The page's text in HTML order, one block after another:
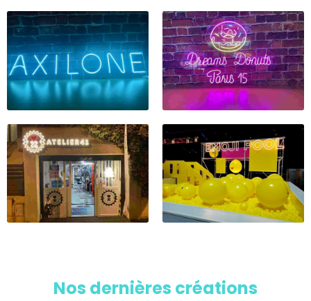
Nos dernières créations